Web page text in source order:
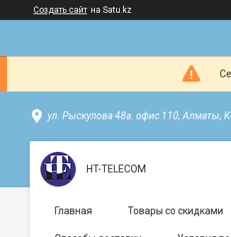
Создать сайт на Satu.kz
ул. Рыскулова 48а. офис 110, Алматы,
HT-TELECOM
Главная Товары со скидками